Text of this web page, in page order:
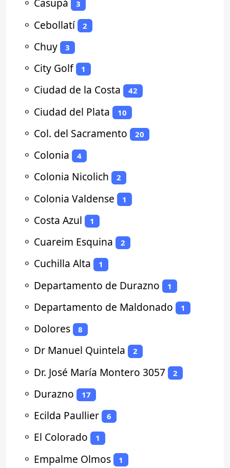
⚬ Casupá 3
⚬ Cebollatí 2
⚬ Chuy 3
⚬ City Golf 1
⚬ Ciudad de la Costa 42
⚬ Ciudad del Plata 10
⚬ Col. del Sacramento 20
⚬ Colonia 4
⚬ Colonia Nicolich 2
⚬ Colonia Valdense 1
⚬ Costa Azul 1
⚬ Cuareim Esquina 2
⚬ Cuchilla Alta 1
⚬ Departamento de Durazno 1
⚬ Departamento de Maldonado 1
⚬ Dolores 8
⚬ Dr Manuel Quintela 2
⚬ Dr. José María Montero 3057 2
⚬ Durazno 17
⚬ Ecilda Paullier 6
⚬ El Colorado 1
⚬ Empalme Olmos 1